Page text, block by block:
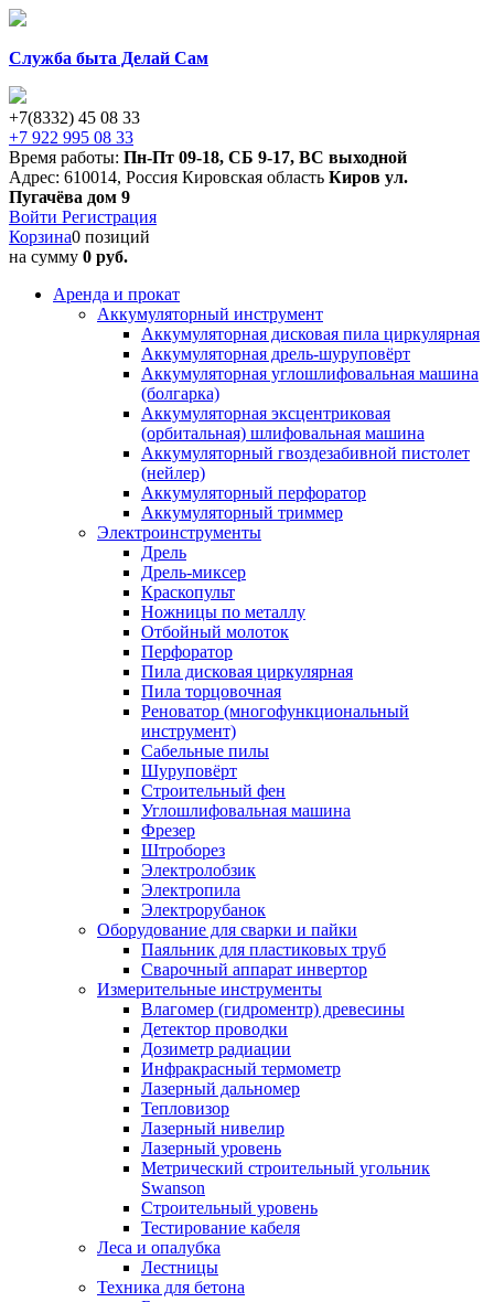
Служба быта Делай Сам
+7(8332) 45 08 33
+7 922 995 08 33
Время работы: Пн-Пт 09-18, СБ 9-17, ВС выходной
Адрес: 610014, Россия Кировская область Киров ул.
Пугачёва дом 9
Войти Регистрация
Корзина0 позиций
на сумму 0 руб.
Аренда и прокат
Аккумуляторный инструмент
Аккумуляторная дисковая пила циркулярная
Аккумуляторная дрель-шуруповёрт
Аккумуляторная углошлифовальная машина
(болгарка)
Аккумуляторная эксцентриковая
(орбитальная) шлифовальная машина
Аккумуляторный гвоздезабивной пистолет
(нейлер)
Аккумуляторный перфоратор
Аккумуляторный триммер
Электроинструменты
Дрель
Дрель-миксер
Краскопульт
Ножницы по металлу
Отбойный молоток
Перфоратор
Пила дисковая циркулярная
Пила торцовочная
Реноватор (многофункциональный
инструмент)
Сабельные пилы
Шуруповёрт
Строительный фен
Углошлифовальная машина
Фрезер
Штроборез
Электролобзик
Электропила
Электрорубанок
Оборудование для сварки и пайки
Паяльник для пластиковых труб
Сварочный аппарат инвертор
Измерительные инструменты
Влагомер (гидроментр) древесины
Детектор проводки
Дозиметр радиации
Инфракрасный термометр
Лазерный дальномер
Тепловизор
Лазерный нивелир
Лазерный уровень
Метрический строительный угольник
Swanson
Строительный уровень
Тестирование кабеля
Леса и опалубка
Лестницы
Техника для бетона